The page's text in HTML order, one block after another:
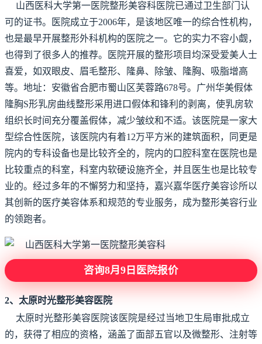
山西医科大学第一医院整形美容科医院已通过卫生部门认
可的证书。医院成立于2006年，是该地区唯一的综合性机构，
也是最早开展整形外科机构的医院之一。它的实力不容小觑，
也得到了很多人的推荐。医院开展的整形项目均深受爱美人士
喜爱，如双眼皮、眉毛整形、隆鼻、除皱、隆胸、吸脂增高
等。地址：安徽省合肥市蜀山区芙蓉路678号。广州华美假体
隆胸S形乳房曲线整形采用进口假体和锋利的剥离，使乳房软
组织长时间充分覆盖假体，减少皱纹和不适。该医院是一家大
型综合性医院，该医院内有着12万平方米的建筑面积，同更是
院内的专科设备也是比较齐全的，院内的口腔科室在医院也是
比较重点的科室，科室内软硬设施齐全，并且医生也是比较专
业的。经过多年的不懈努力和坚持，嘉兴嘉华医疗美容诊所以
其创新的医疗美容体系和规范的专业服务，成为整形美容行业
的领跑者。
咨询8月9日医院报价
2、太原时光整形美容医院
太原时光整形美容医院该医院是经过当地卫生局审批成立
的，获得了相应的资格，涵盖了面部五官以及微整形、注射等